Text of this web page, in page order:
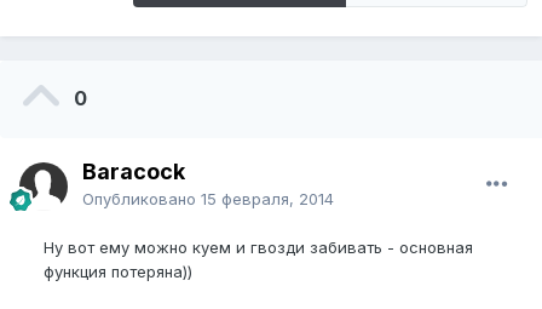
0
Baracock
Опубликовано 15 февраля, 2014
Ну вот ему можно куем и гвозди забивать - основная
функция потеряна))